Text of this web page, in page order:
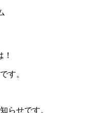
す。
らせです。